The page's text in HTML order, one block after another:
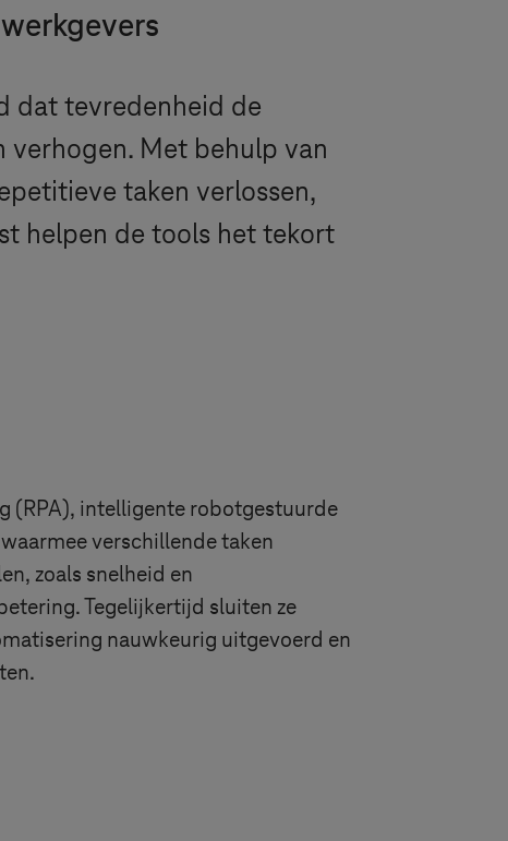
dat tevredenheid de
Met behulp van
taken verlossen,
helpen de tools het tekort
(RPA), intelligente robotgestuurde
verschillende taken
zoals snelheid en
Tegelijkertijd sluiten ze
nauwkeurig uitgevoerd en